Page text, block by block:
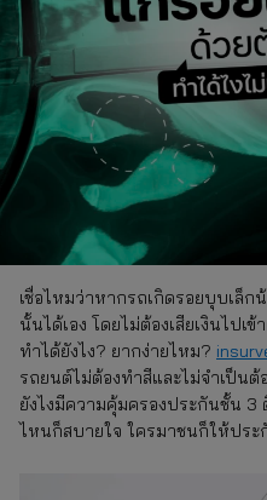
เชื่อไหมว่าหากรถเกิดรอยบุบเล็
นั้นได้เอง โดยไม่ต้องเสียเงินไปเ
ทำได้ยังไง? ยากง่ายไหม?
รถยนต์ไม่ต้องทำสีและไม่จำเป็นต้
ยังไงมีความคุ้มครองประกันชั้น 3
ไหนก็สบายใจ ใครมาชนก็ให้ประ